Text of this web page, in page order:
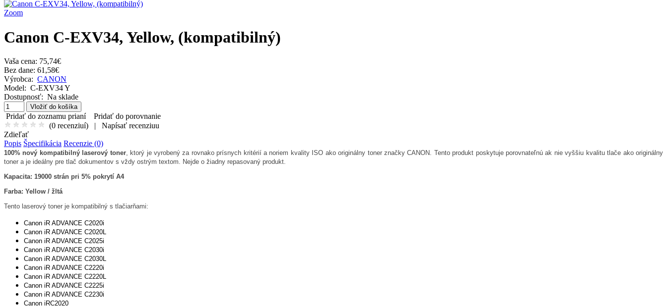
Zoom
Canon C-EXV34, Yellow, (kompatibilný)
Vaša cena: 75,74€
Bez dane: 61,58€
Výrobca: CANON
Model: C-EXV34 Y
Dostupnosť: Na sklade
Pridať do zoznamu prianí
Pridať do porovnanie
(0 recenziuí) |
Napísať recenziuu
Zdieľať
Popis Špecifikácia Recenzie (0)
100% nový kompatibilný laserový toner, ktorý je vyrobený za rovnako prísnych kritérií a noriem kvality ISO ako originálny toner značky CANON. Tento produkt poskytuje porovnateľnú ak nie vyššiu kvalitu tlače ako originálny
toner a je ideálny pre tlač dokumentov s vždy ostrým textom. Nejde o žiadny repasovaný produkt.
Kapacita: 19000 strán pri 5% pokrytí A4
Farba: Yellow / žltá
Tento laserový toner je kompatibilný s tlačiarňami:
Canon iR ADVANCE C2020i
Canon iR ADVANCE C2020L
Canon iR ADVANCE C2025i
Canon iR ADVANCE C2030i
Canon iR ADVANCE C2030L
Canon iR ADVANCE C2220i
Canon iR ADVANCE C2220L
Canon iR ADVANCE C2225i
Canon iR ADVANCE C2230i
Canon iRC2020